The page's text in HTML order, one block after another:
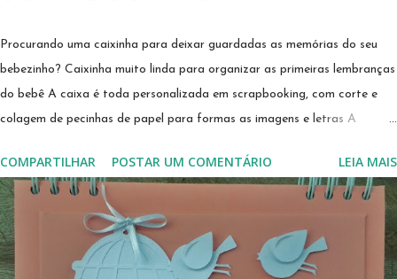
Procurando uma caixinha para deixar guardadas as memórias do seu
bebezinho? Caixinha muito linda para organizar as primeiras lembranças
do bebê A caixa é toda personalizada em scrapbooking, com corte e
colagem de pecinhas de papel para formas as imagens e letras A
organizada e fofa! A primeira mechinha do cabelo ficará guardada na
caixinha linda A caixa poderá ser personalizada em cores e temas que
combinem com o enxoval e o quarto do bebê, para que faça parte da
decoração O primeiro dentinho ficará guardadinho dentro da caixinha
Quer saber de outras opções de personalização? Me manda uma
COMPARTILHAR POSTAR UM COMENTÁRIO LEIA MAIS